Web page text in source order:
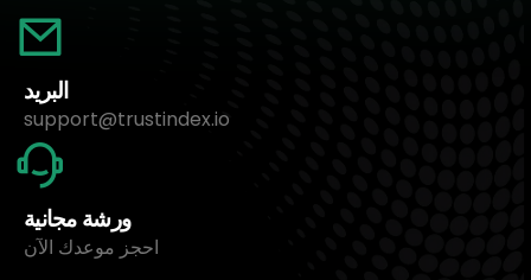
البريد
support@trustindex.io
ورشة مجانية
احجز موعدك الآن